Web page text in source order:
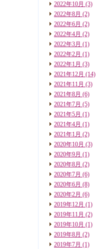
2022年10月 (3)
2022年8月 (2)
2022年6月 (2)
2022年4月 (2)
2022年3月 (1)
2022年2月 (1)
2022年1月 (3)
2021年12月 (14)
2021年11月 (3)
2021年8月 (6)
2021年7月 (5)
2021年5月 (1)
2021年4月 (1)
2021年1月 (2)
2020年10月 (3)
2020年9月 (1)
2020年8月 (2)
2020年7月 (6)
2020年6月 (8)
2020年2月 (6)
2019年12月 (1)
2019年11月 (2)
2019年10月 (1)
2019年8月 (2)
2019年7月 (1)